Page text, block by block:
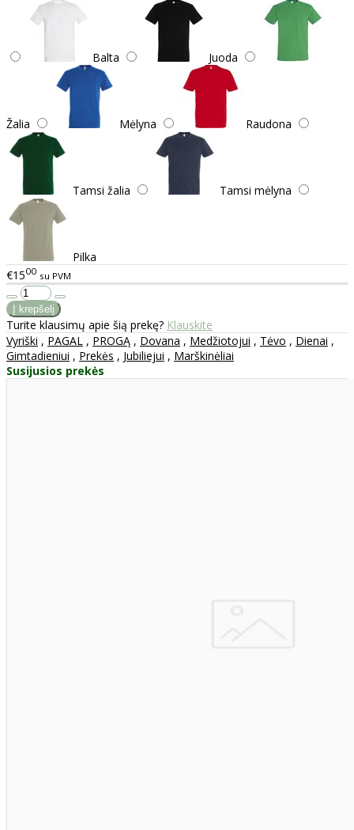
Balta Juoda
Žalia Mėlyna Raudona
Tamsi žalia Tamsi mėlyna
Pilka
€1500 su PVM
Turite klausimų apie šią prekę? Klauskite
Vyriški , PAGAL , PROGĄ , Dovana , Medžiotojui , Tėvo , Dienai ,
Gimtadieniui , Prekės , Jubiliejui , Marškinėliai
Susijusios prekės